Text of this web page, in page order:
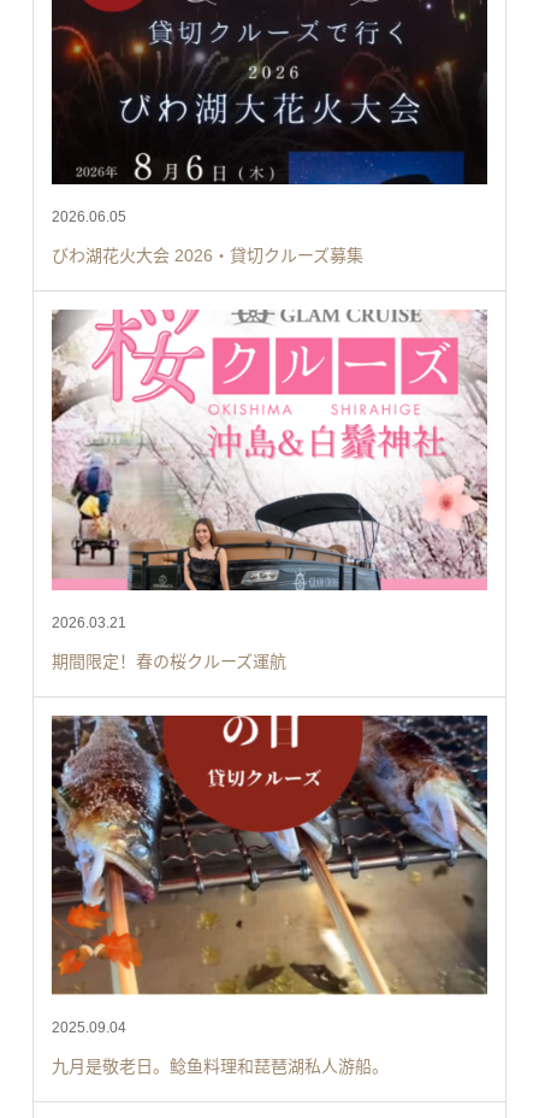
2026.06.05
びわ湖花火大会 2026・貸切クルーズ募集
2026.03.21
期間限定！春の桜クルーズ運航
2025.09.04
九月是敬老日。鲶鱼料理和琵琶湖私人游船。